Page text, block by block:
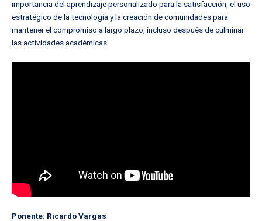
importancia del aprendizaje personalizado para la satisfacción, el uso
estratégico de la tecnología y la creación de comunidades para
mantener el compromiso a largo plazo, incluso después de culminar
las actividades académicas
Ponente: Ricardo Vargas